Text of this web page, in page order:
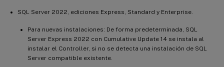
SQL Server 2022, ediciones Express, Standard y Enterprise.
Para nuevas instalaciones: De forma predeterminada, SQL
Server Express 2022 con Cumulative Update 14 se instala al
instalar el Controller, si no se detecta una instalación de SQL
Server compatible existente.